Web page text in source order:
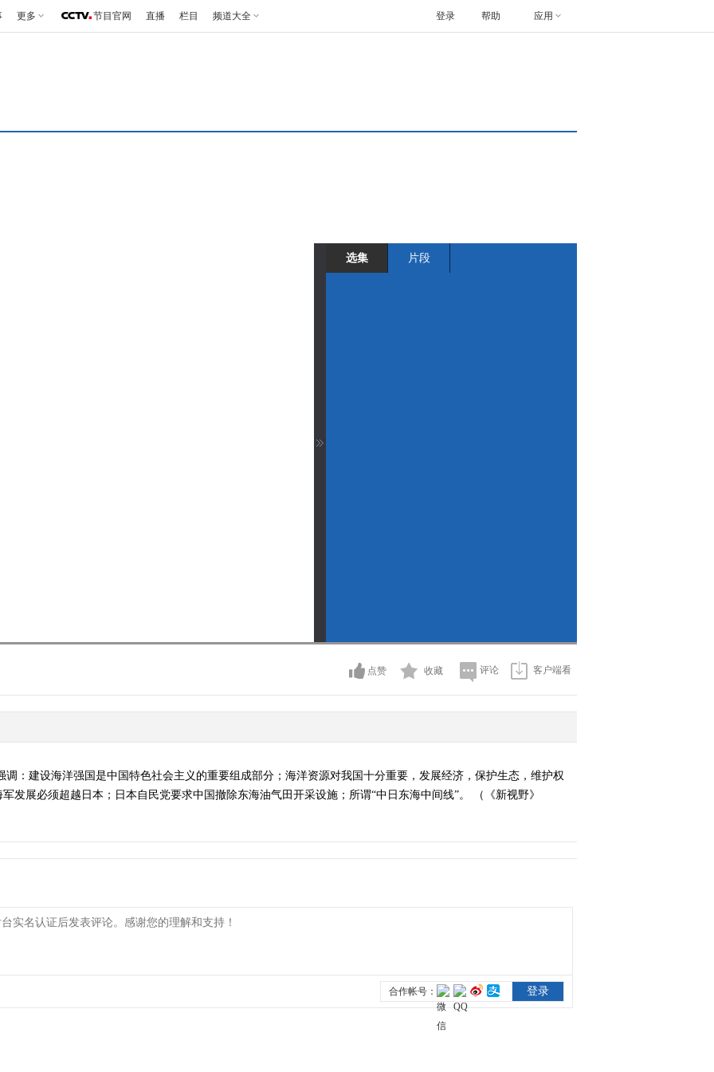
更多 节目官网 直播 栏目 频道大全 帮助 应用
登录
选集 片段
点赞 收藏 评论 客户端看
：建设海洋强国是中国特色社会主义的重要组成部分；海洋资源对我国十分重要，发展经济，保护生态，维护权
发展必须超越日本；日本自民党要求中国撤除东海油气田开采设施；所谓“中日东海中间线”。 （《新视野》